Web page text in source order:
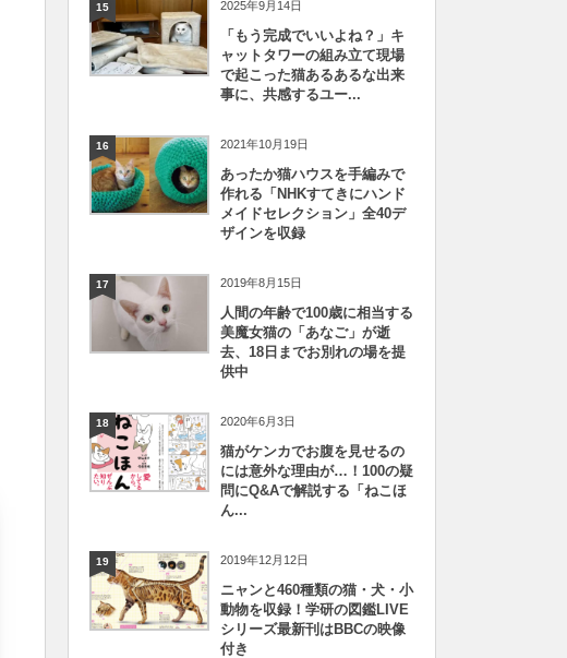
15 2025年9月14日
「もう完成でいいよね？」キ
ャットタワーの組み立て現場
で起こった猫あるあるな出来
事に、共感するユー...
16 2021年10月19日
あったか猫ハウスを手編みで
作れる「NHKすてきにハンド
メイドセレクション」全40デ
ザインを収録
17 2019年8月15日
人間の年齢で100歳に相当する
美魔女猫の「あなご」が逝
去、18日までお別れの場を提
供中
18 2020年6月3日
猫がケンカでお腹を見せるの
には意外な理由が…！100の疑
問にQ&Aで解説する「ねこほ
ん...
19 2019年12月12日
ニャンと460種類の猫・犬・小
動物を収録！学研の図鑑LIVE
シリーズ最新刊はBBCの映像
付き